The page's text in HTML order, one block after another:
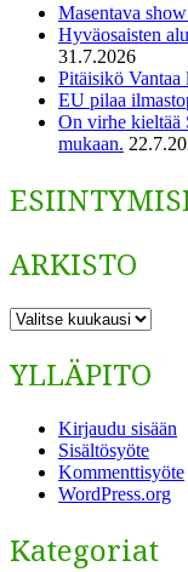
Masentava
Hyväosaisten
31.7.2026
Pitäisikö
EU pilaa
On virhe kieltää
mukaan.
ARKISTO
ARKISTO
YLLÄPITO
Kirjaudu sisään
Sisältösyöte
Kommenttisyöte
WordPress.org
Kategoriat